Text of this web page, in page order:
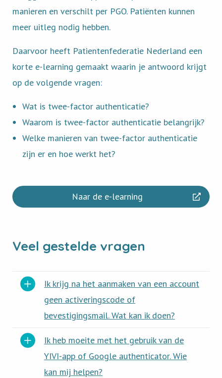
manieren en verschilt per PGO. Patiënten kunnen
meer uitleg nodig hebben.
Daarvoor heeft Patientenfederatie Nederland een
korte e-learning gemaakt waarin je antwoord krijgt
op de volgende vragen:
Wat is twee-factor authenticatie?
Waarom is twee-factor authenticatie belangrijk?
Welke manieren van twee-factor authenticatie
zijn er en hoe werkt het?
Naar de e-learning
Veel gestelde vragen
Ik krijg na het aanmaken van een account
geen activeringscode of
bevestigingsmail. Wat kan ik doen?
Ik heb moeite met het gebruik van de
YIVI-app of Google authenticator. Wie
kan mij helpen?